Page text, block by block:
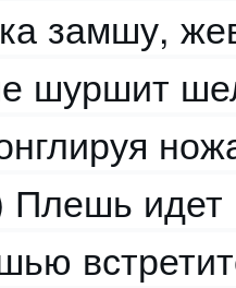
замшу,
шуршит
Плешь идет